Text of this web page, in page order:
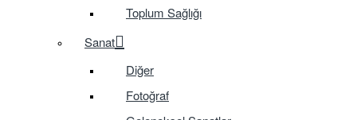
Toplum Sağlığı
Sanat
Diğer
Fotoğraf